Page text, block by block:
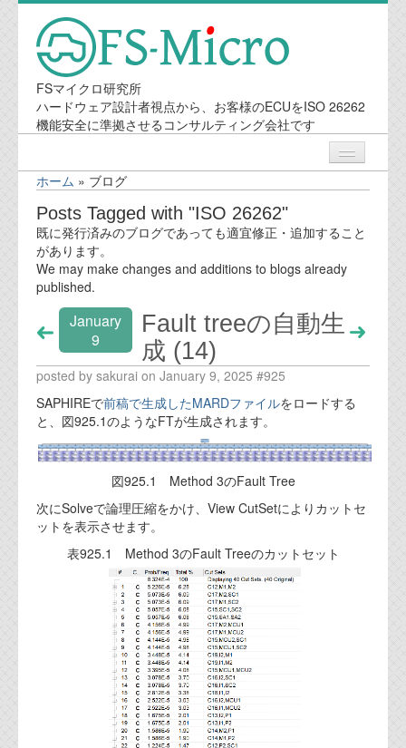
FSマイクロ研究所
ハードウェア設計者視点から、お客様のECUをISO 26262
機能安全に準拠させるコンサルティング会社です
ニュース
業務内容
会社案内
会社概要
代表ご挨拶
オフィス
ブログ
機能安全ブログ
設計ブログ
テクノロジ
外部投稿記事
ブログテーマ
ホーム » ブログ
Posts Tagged with "ISO 26262"
既に発行済みのブログであっても適宜修正・追加すること
があります。
We may make changes and additions to blogs already
published.
January
9
Fault treeの自動生
成 (14)
posted by sakurai on January 9, 2025 #925
SAPHIREで前稿で生成したMARDファイルをロードする
と、図925.1のようなFTが生成されます。
図925.1 Method 3のFault Tree
次にSolveで論理圧縮をかけ、View CutSetによりカットセ
ットを表示させます。
表925.1 Method 3のFault Treeのカットセット